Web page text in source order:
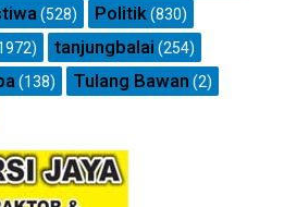
(528) Politik(830)
tanjungbalai (254)
(138) Tulang Bawan (2)